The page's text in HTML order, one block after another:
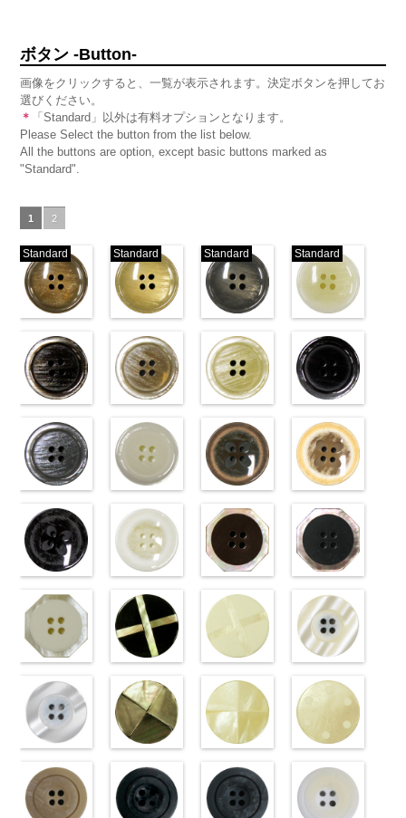
ボタン -Button-
画像をクリックすると、一覧が表示されます。決定ボタンを押してお
選びください。
＊
「Standard」以外は有料オプションとなります。
Please Select the button from the list below.
All the buttons are option, except basic buttons marked as
"Standard".
1 2
(VT103-
G43/SN)
http://www.anys.co.jp/wp-
content/uploads/2013/04/vt103-
VT103-G43
ベージュ 標
準 大ボタン
直径23mm／
18mm 0
Standard
(VT103-
G40/SN)
http://www.anys.co.jp/wp-
content/uploads/2013/04/vt103-
VT103-G40
クリーム
標
準
大ボタン
直径23mm／
18mm
Standard
(VT103-
G06/SN)
http://www.anys.co.jp/wp-
content/uploads/2013/04/vt103-
VT103-G06
グレー 標準
大ボタン直径
23mm／小ボ
18mm 0
Standard
(VT103-
G01/SN)
http://
content/uploads/
VT103-G01
ホワイト 標
準 大ボタン
直径23mm／
18mm 0
Standard
(VT102-
S48/SN)
http://www.anys.co.jp/wp-
content/uploads/2013/04/vt102-
VT102-S48
ブラウン 大
ボタン直径
23mm／小ボ
18mm 4000
(VT102-
S43/SN)
http://www.anys.co.jp/wp-
content/uploads/2013/04/vt102-
VT102-S43
ベージュ 大
ボタン直径
23mm／小ボ
18mm
4000
(VT102-
S40/SN)
http://www.anys.co.jp/wp-
content/uploads/2013/04/vt102-
VT102-S40
クリーム
大
ボタン直径
23mm／小ボ
18mm
4000
(VT102-
S09/SN)
http://
content/uploads/
VT102-S09
ブラック
大
ボタン直径
23mm／小ボ
18mm 4000
(VT102-
S06/SN)
http://www.anys.co.jp/wp-
content/uploads/2013/04/vt102-
VT102-S06
グレー 大ボ
タン直径
23mm／小ボ
18mm 4000
(VT102-
S01/SN)
http://www.anys.co.jp/wp-
content/uploads/2013/04/vt102-
VT102-S01
ホワイト 大
ボタン直径
23mm／小ボ
18mm 4000
ウン
(PW2039-
45/SN)
http://www.anys.co.jp/wp-
45.jpg
PW2039-45
ブラウン
ラワー 大ボ
23mm／小ボ
タン直径
18mm
4000
ジュ
(PW2039-
40/SN)
http://
40.jpg
PW2039-40
ベージュ フ
ラワー 大ボ
23mm／小ボ
タン直径
18mm
4000
ック
(PW2039-
09/SN)
http://www.anys.co.jp/wp-
09.jpg
PW2039-09
ブラック フ
ラワー 大ボ
23mm／小ボ
タン直径
18mm 4000
イト
(PW2039-
001/SN)
http://www.anys.co.jp/wp-
001.jpg
PW2039-001
ホワイト フ
ラワー 大ボ
23mm／小ボ
タン直径
18mm 4000
(10059668-
47/SN)
http://www.anys.co.jp/wp-
content/uploads/2013/04/10059668-
10059668-47
ブラウン 八
角
大ボタン
直径23mm／
18mm 4000
(10059668-
09/SN)
http://
content/uploads/
10059668-09
ブラック 八
角
大ボタン
直径23mm／
18mm
4000
(10059668-
01/SN)
http://www.anys.co.jp/wp-
content/uploads/2013/04/10059668-
10059668-01
ホワイト
八
角 大ボタン
ク(10059641-
09/SN)
http://www.anys.co.jp/wp-
content/uploads/2013/04/10059641-
10059641-09
ブラック ク
ロス 大ボタ
ト(10059641-
01/SN)
http://www.anys.co.jp/wp-
content/uploads/2013/04/10059641-
10059641-01
ホワイト ク
ロス 大ボタ
クリーム
(10029319-
42/SN)
http://
42.jpg
10029319-42
クリーム
ホワイト
(10029319-
01/SN)
ラック
(10055476-
09/SN)
ワイト
(10055476-
01/SN)
ワイト
(10059633-
01/SN)